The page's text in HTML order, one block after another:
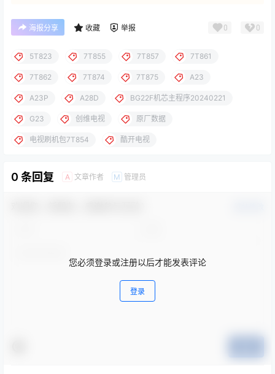
海报分享 收藏 举报 0 0
5T823 7T855 7T857 7T861
7T862 7T874 7T875 A23
A23P A28D BG22F机芯主程序20240221
G23 创维电视 原厂数据
电视刷机包7T854 酷开电视
0 条回复 A 文章作者 M 管理员
您必须登录或注册以后才能发表评论
登录